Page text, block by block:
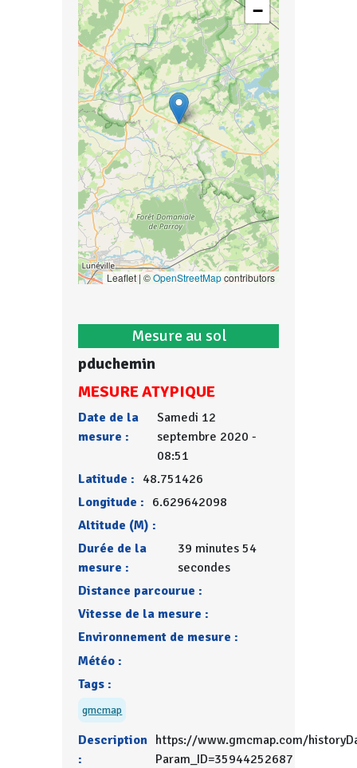
−
Leaflet | ©OpenStreetMapcontributors
Mesure au sol
pduchemin
MESURE ATYPIQUE
Date de la
mesure :
Samedi 12
septembre 2020 -
08:51
Latitude : 48.751426
Longitude : 6.629642098
Altitude (M) :
Durée de la
mesure :
39 minutes 54
secondes
Distance parcourue :
Vitesse de la mesure :
Environnement de mesure :
Météo :
Tags :
gmcmap
Description
:
https://www.gmcmap.com/
Param_ID=35944252687